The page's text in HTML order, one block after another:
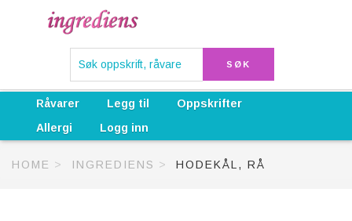
Råvarer Legg til
Oppskrifter
Allergi
Logg inn
HOME INGREDIENS HODEKÅL, RÅ